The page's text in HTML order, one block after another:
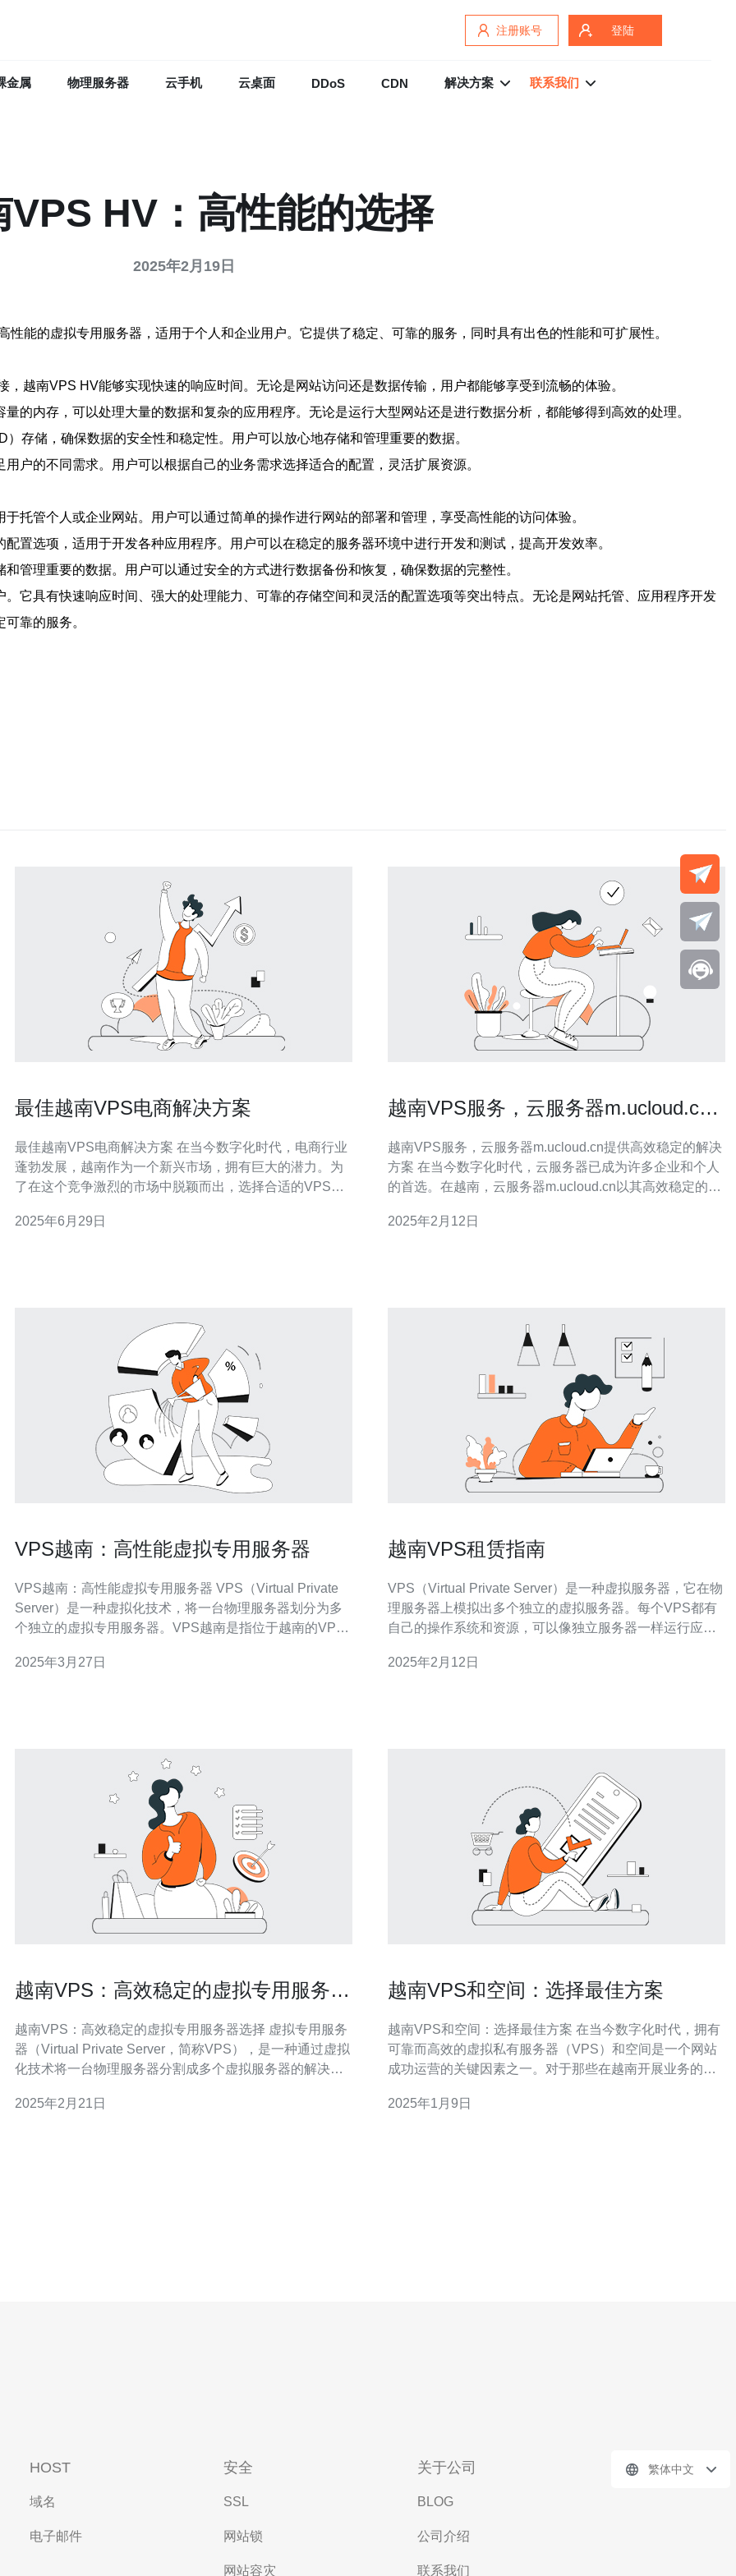
注册账号 登陆
金属 物理服务器 云手机 云桌面 DDoS CDN 解决方案 联系我们
VPS HV：高性能的选择
2025年2月19日
能的虚拟专用服务器，适用于个人和企业用户。它提供了稳定、可靠的服务，同时具有出色的性能和可扩展性。
越南VPS HV能够实现快速的响应时间。无论是网站访问还是数据传输，用户都能够享受到流畅的体验。
的内存，可以处理大量的数据和复杂的应用程序。无论是运行大型网站还是进行数据分析，都能够得到高效的处理。
存储，确保数据的安全性和稳定性。用户可以放心地存储和管理重要的数据。
户的不同需求。用户可以根据自己的业务需求选择适合的配置，灵活扩展资源。
托管个人或企业网站。用户可以通过简单的操作进行网站的部署和管理，享受高性能的访问体验。
置选项，适用于开发各种应用程序。用户可以在稳定的服务器环境中进行开发和测试，提高开发效率。
管理重要的数据。用户可以通过安全的方式进行数据备份和恢复，确保数据的完整性。
它具有快速响应时间、强大的处理能力、可靠的存储空间和灵活的配置选项等突出特点。无论是网站托管、应用程序开发
靠的服务。
最佳越南VPS电商解决方案
最佳越南VPS电商解决方案 在当今数字化时代，电商行业
蓬勃发展，越南作为一个新兴市场，拥有巨大的潜力。为
了在这个竞争激烈的市场中脱颖而出，选择合适的VPS主
决方案，帮助您提升网站性能并提升用户体验。 越南VPS
2025年6月29日
越南VPS服务，云服务器m.ucloud.cn
越南VPS服务，云服务器m.ucloud.cn提供高效稳定的解决
方案 在当今数字化时代，云服务器已成为许多企业和个人
的首选。在越南，云服务器m.ucloud.cn以其高效稳定的解
器m.ucloud.cn的特点和优势。 VPS（Virtual Private
2025年2月12日
VPS越南：高性能虚拟专用服务器
VPS越南：高性能虚拟专用服务器 VPS（Virtual Private
Server）是一种虚拟化技术，将一台物理服务器划分为多
个独立的虚拟专用服务器。VPS越南是指位于越南的VPS
务器环境。 1. 高性能：VPS越南使用先进的硬件设备和技
2025年3月27日
越南VPS租赁指南
VPS（Virtual Private Server）是一种虚拟服务器，它在物
理服务器上模拟出多个独立的虚拟服务器。每个VPS都有
自己的操作系统和资源，可以像独立服务器一样运行应用
东南亚地区，距离中国较近，可以提供更低的延迟和更快
2025年2月12日
越南VPS：高效稳定的虚拟专用服务器
越南VPS：高效稳定的虚拟专用服务器选择 虚拟专用服务
器（Virtual Private Server，简称VPS），是一种通过虚拟
化技术将一台物理服务器分割成多个虚拟服务器的解决方
一台独立的服务器一样。 越南是东南亚最具发展潜力的国
2025年2月21日
越南VPS和空间：选择最佳方案
越南VPS和空间：选择最佳方案 在当今数字化时代，拥有
可靠而高效的虚拟私有服务器（VPS）和空间是一个网站
成功运营的关键因素之一。对于那些在越南开展业务的企
文将介绍越南VPS和空间的关键特点，并提供一些建议，
2025年1月9日
HOST
域名
电子邮件
安全
SSL
网站锁
网站容灾
关于公司
BLOG
公司介绍
联系我们
繁体中文